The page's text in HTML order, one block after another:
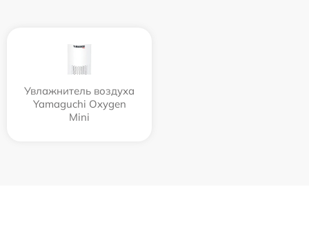
Увлажнитель воздуха
Yamaguchi Oxygen
Mini